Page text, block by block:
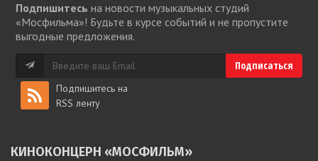
Подпишитесь на новости музыкальных студий
«Мосфильма»! Будьте в курсе событий и не пропустите
выгодные предложения.
Подпишитесь на
RSS ленту
КИНОКОНЦЕРН «МОСФИЛЬМ»